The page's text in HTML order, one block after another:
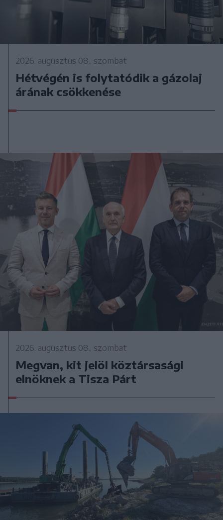
2026. augusztus 08., szombat
Hétvégén is folytatódik a gázolaj
árának csökkenése
2026. augusztus 08., szombat
Megvan, kit jelöl köztársasági
elnöknek a Tisza Párt